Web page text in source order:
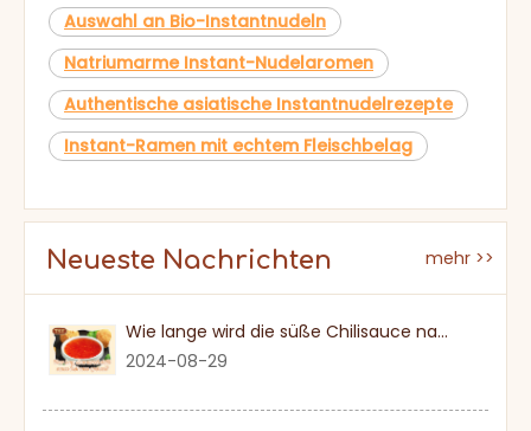
Auswahl an Bio-Instantnudeln
Natriumarme Instant-Nudelaromen
Authentische asiatische Instantnudelrezepte
Instant-Ramen mit echtem Fleischbelag
Neueste Nachrichten mehr >>
Wie lange wird die süße Chilisauce nach einmal eröffnet?
2024-08-29